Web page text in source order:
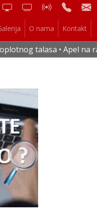
O nama Kontakt
talasa • Apel na